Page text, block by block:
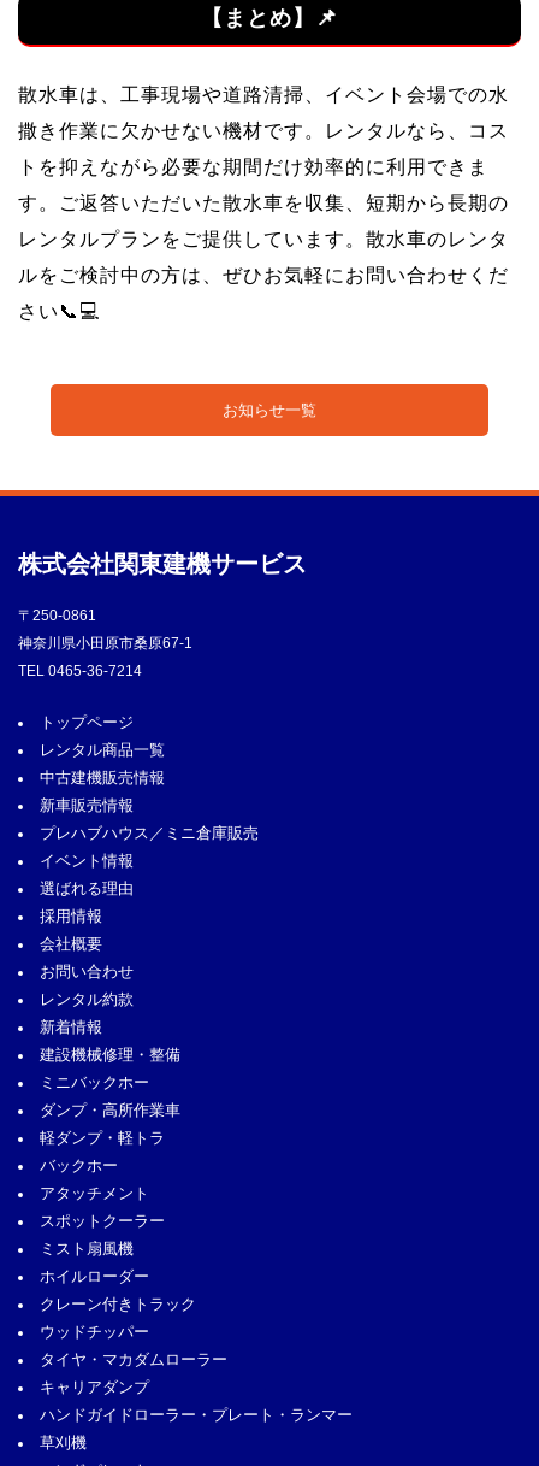
【まとめ】📌
散水車は、工事現場や道路清掃、イベント会場での水
撒き作業に欠かせない機材です。レンタルなら、コス
トを抑えながら必要な期間だけ効率的に利用できま
す。ご返答いただいた散水車を収集、短期から長期の
レンタルプランをご提供しています。散水車のレンタ
ルをご検討中の方は、ぜひお気軽にお問い合わせくだ
さい📞💻
お知らせ一覧
株式会社関東建機サービス
〒250-0861
神奈川県小田原市桑原67-1
TEL 0465-36-7214
トップページ
レンタル商品一覧
中古建機販売情報
新車販売情報
プレハブハウス／ミニ倉庫販売
イベント情報
選ばれる理由
採用情報
会社概要
お問い合わせ
レンタル約款
新着情報
建設機械修理・整備
ミニバックホー
ダンプ・高所作業車
軽ダンプ・軽トラ
バックホー
アタッチメント
スポットクーラー
ミスト扇風機
ホイルローダー
クレーン付きトラック
ウッドチッパー
タイヤ・マカダムローラー
キャリアダンプ
ハンドガイドローラー・プレート・ランマー
草刈機